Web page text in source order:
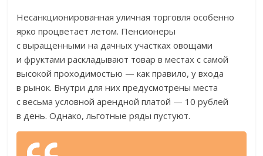
Несанкционированная уличная торговля особенно
ярко процветает летом. Пенсионеры
с выращенными на дачных участках овощами
и фруктами раскладывают товар в местах с самой
высокой проходимостью — как правило, у входа
в рынок. Внутри для них предусмотрены места
с весьма условной арендной платой — 10 рублей
в день. Однако, льготные ряды пустуют.